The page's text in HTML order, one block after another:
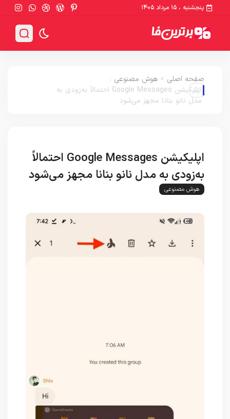
پنجشنبه ، ۱۵ مرداد ۱۴۰۵
صفحه اصلی > هوش مصنوعی :
اپلیکیشن Google Messages احتمالاً به‌زودی به
مدل نانو بنانا مجهز می‌شود
اپلیکیشن Google Messages احتمالاً
به‌زودی به مدل نانو بنانا مجهز می‌شود
هوش مصنوعی